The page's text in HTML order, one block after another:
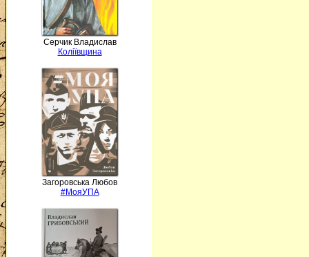
Серчик Владислав
Коліївщина
Загоровська Любов
#МояУПА